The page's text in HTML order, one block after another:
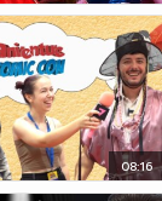
08:16